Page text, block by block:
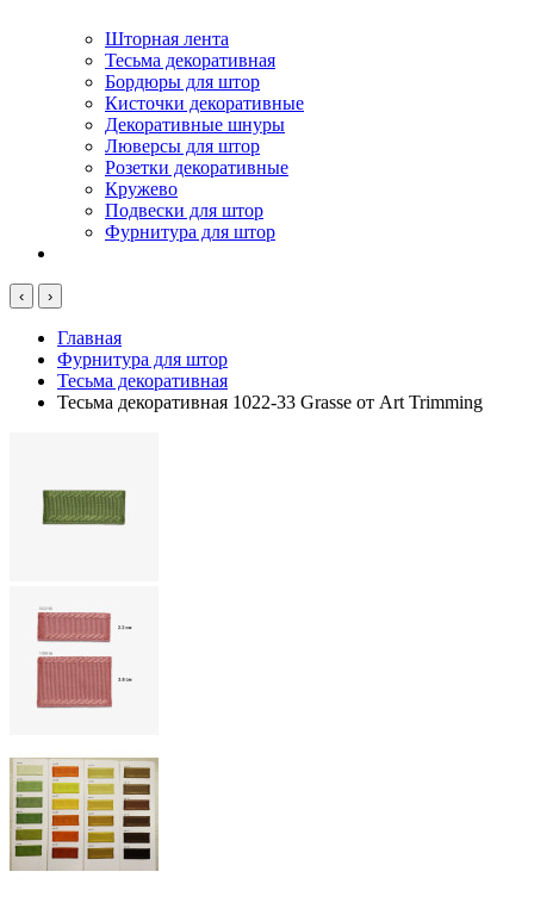
Шторная лента
Тесьма декоративная
Бордюры для штор
Кисточки декоративные
Декоративные шнуры
Люверсы для штор
Розетки декоративные
Кружево
Подвески для штор
Фурнитура для штор
‹ ›
Главная
Фурнитура для штор
Тесьма декоративная
Тесьма декоративная 1022-33 Grasse от Art Trimming